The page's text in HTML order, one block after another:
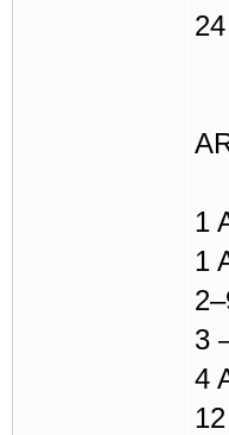
1
1
3
4